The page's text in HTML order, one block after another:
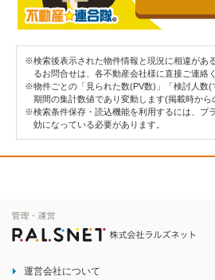
※検索後表示された物件情報と現況に相違があ
るお問合せは、各不動産会社様に直接ご連絡
※物件ごとの「見られた数(PV数)」「検討人数(
期間の集計数値であり変動します(掲載時から
※検索条件保存・読込機能を利用するには、ブ
効になっている必要があります。
運営会社について